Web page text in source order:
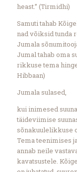
heast.” (Tirmidhi)
Samuti tahab
nad võiksid tunda
Jumala
Jumal tahab oma
rikkuse tema
Hibbaan)
Jumala sulased,
kui inimesed
täideviimise
sõnakuulelikkuse
Tema teenimises
annab neile
kavatsustele.